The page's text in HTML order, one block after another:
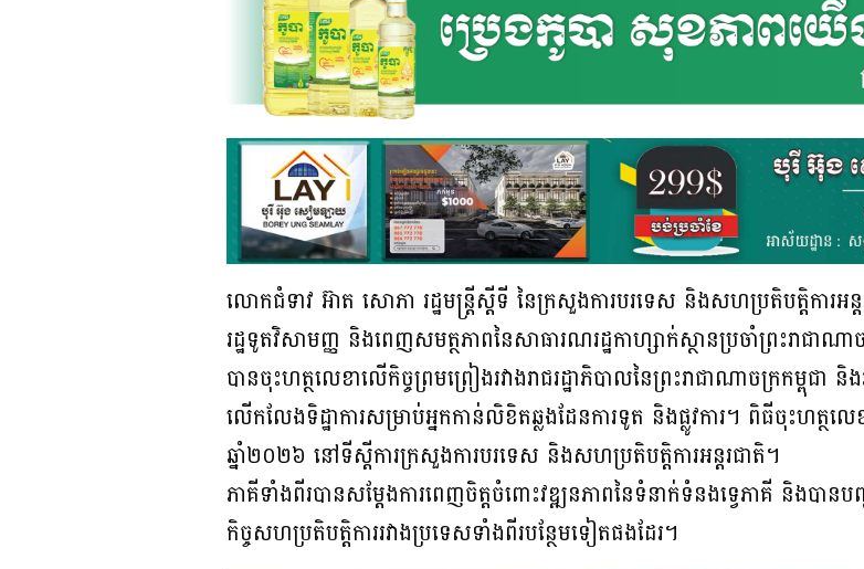
លោកជំទាវ អ៊ាត សោភា រដ្ឋមន្តី្រស្តីទី នៃក្រសួងការបរទេស និងសហប្រតិបត្តិកា
រដ្ឋទូតវិសាមញ្ញ និងពេញសមត្ថភាពនៃសាធារណរដ្ឋ​កាហ្សាក់ស្ថានប្រចាំព្រះរាជ
បានចុះហត្ថលេខាលើ​កិច្ចព្រមព្រៀងរវាងរាជរដ្ឋាភិបាលនៃព្រះរាជាណាចក្រកម្ពុជា
លើកលែងទិដ្ឋាការសម្រាប់អ្នកកាន់លិខិតឆ្លងដែនការទូត និងផ្លូវការ។ ពិធីចុះហត្ថ
ឆ្នាំ២០២៦ នៅទីស្តីការក្រសួងការបរទេស និងសហប្រតិបត្តិការអន្តរជាតិ។
ភាគីទាំងពីរបានសម្តែងការពេញចិត្តចំពោះវឌ្ឍនភាពនៃទំនាក់ទំនងទ្វេភាគី និងបានបញ្ជ
កិច្ចសហប្រតិបត្តិការរវាងប្រទេសទាំងពីរបន្ថែមទៀតផងដែរ។